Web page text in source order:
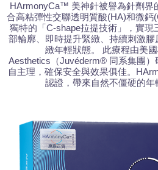
HArmonyCa™ 美神針被譽為針劑界
合高粘彈性交聯透明質酸(HA)和微鈣
獨特的「C-shape拉提技術」，實
部輪廓、即時提升緊緻、持續刺激
緻年輕狀態。 此療程由美
Aesthetics（Juvéderm® 同系集團
自主理，確保安全與效果俱佳。
認證，帶來自然不僵硬的年